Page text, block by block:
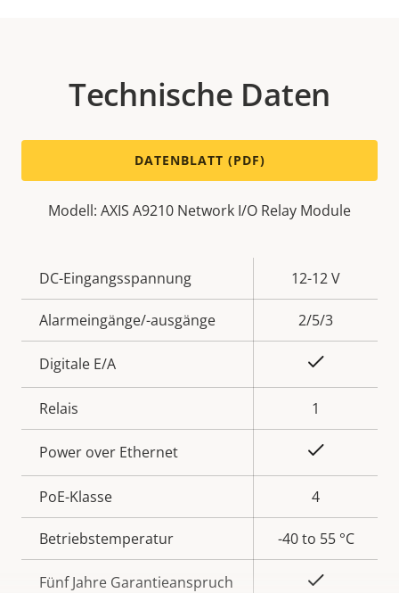
Technische Daten
DATENBLATT (PDF)
Modell: AXIS A9210 Network I/O Relay Module
Eigentumsbeschreibung Eigentumswert
DC-Eingangsspannung 12-12 V
Alarmeingänge/-ausgänge 2/5/3
Digitale E/A
Relais 1
Power over Ethernet
PoE-Klasse 4
Betriebstemperatur -40 to 55 °C
Fünf Jahre Garantieanspruch